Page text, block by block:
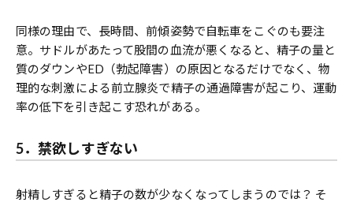
同様の理由で、長時間、前傾姿勢で自転車をこぐのも要注
意。サドルがあたって股間の血流が悪くなると、精子の量と
質のダウンやED（勃起障害）の原因となるだけでなく、物
理的な刺激による前立腺炎で精子の通過障害が起こり、運動
率の低下を引き起こす恐れがある。
5．禁欲しすぎない
射精しすぎると精子の数が少なくなってしまうのでは？ そ